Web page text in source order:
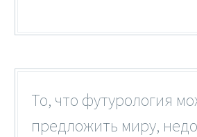
То, что футурология
предложить миру,